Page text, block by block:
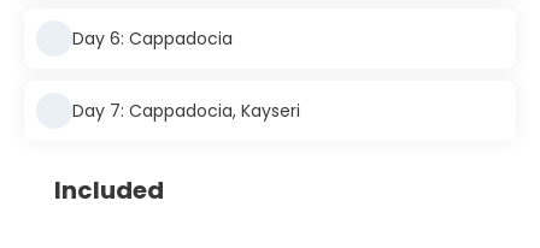
Day 6: Cappadocia
Day 7: Cappadocia, Kayseri
Included